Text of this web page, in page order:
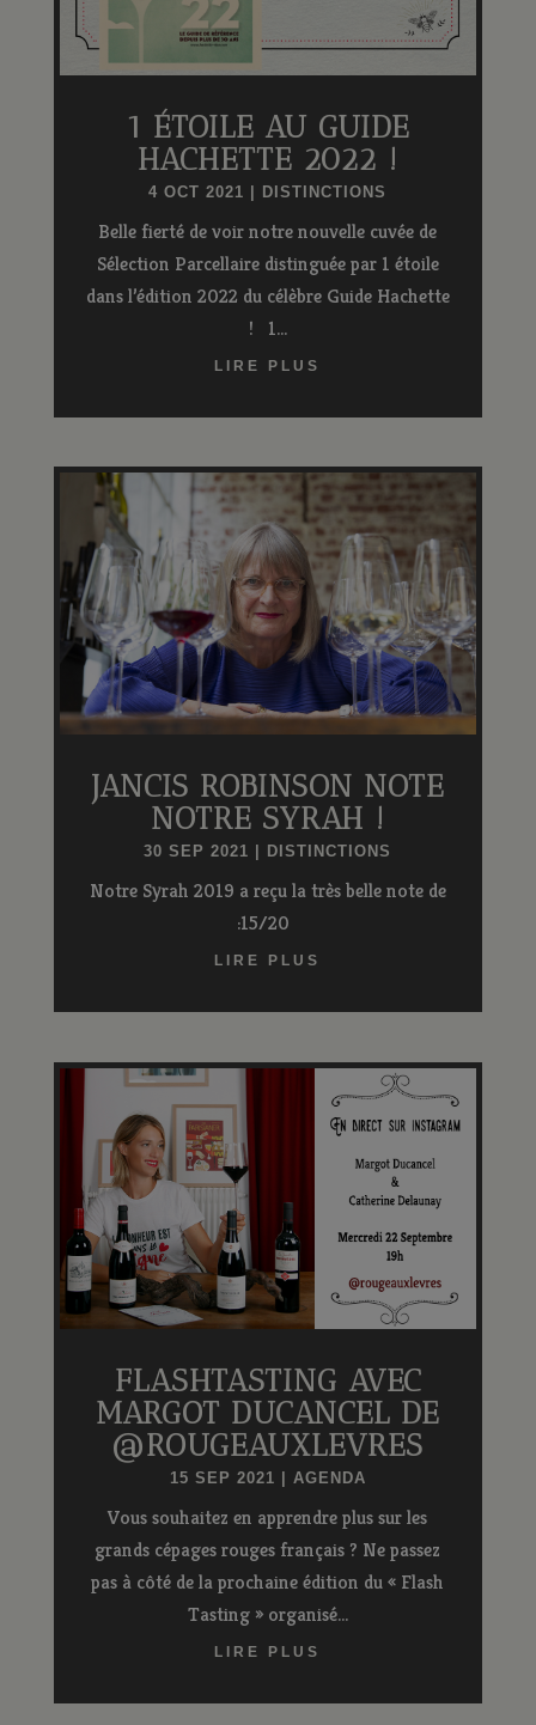
1 ÉTOILE AU GUIDE
HACHETTE 2022 !
4 OCT 2021 | DISTINCTIONS
Belle fierté de voir notre nouvelle cuvée de
Sélection Parcellaire distinguée par 1 étoile
dans l’édition 2022 du célèbre Guide Hachette
! 1...
LIRE PLUS
JANCIS ROBINSON NOTE
NOTRE SYRAH !
30 SEP 2021 DISTINCTIONS
Notre Syrah 2019 a reçu la très belle note de
:15/20
LIRE PLUS
FLASHTASTING AVEC
MARGOT DUCANCEL DE
@ROUGEAUXLEVRES
15 SEP 2021 AGENDA
Vous souhaitez en apprendre plus sur les
grands cépages rouges français ? Ne passez
pas à côté de la prochaine édition du « Flash
Tasting » organisé...
LIRE PLUS